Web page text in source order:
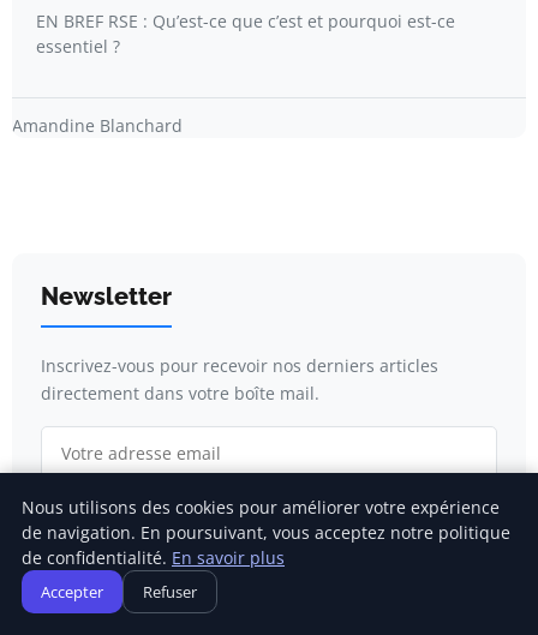
EN BREF RSE : Qu’est-ce que c’est et pourquoi est-ce
essentiel ?
Amandine Blanchard
Newsletter
Inscrivez-vous pour recevoir nos derniers articles
directement dans votre boîte mail.
S'inscrire
Nous utilisons des cookies pour améliorer votre expérience
de navigation. En poursuivant, vous acceptez notre politique
de confidentialité. En savoir plus
Accepter Refuser